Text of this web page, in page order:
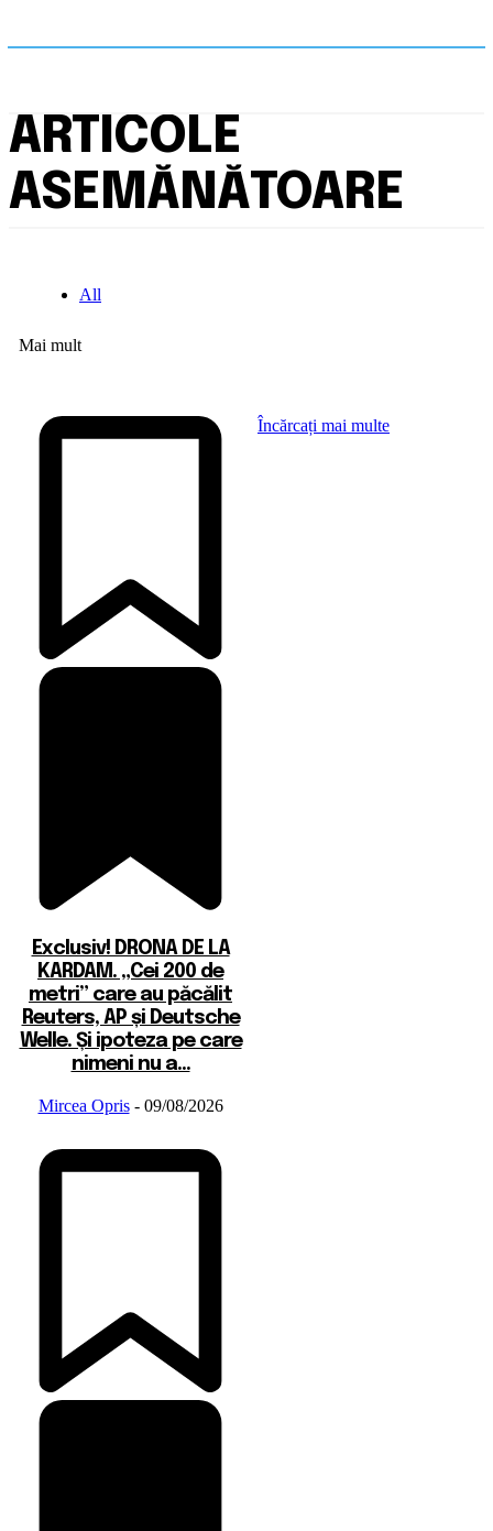
ARTICOLE
ASEMĂNĂTOARE
All
Mai mult
Exclusiv! DRONA DE LA
KARDAM. „Cei 200 de
metri” care au păcălit
Reuters, AP și Deutsche
Welle. Și ipoteza pe care
nimeni nu a...
Mircea Opris - 09/08/2026
Încărcați mai multe